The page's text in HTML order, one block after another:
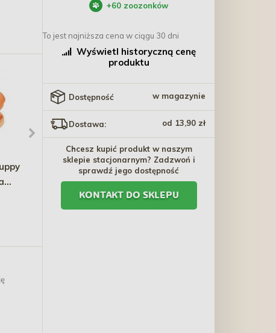
TRIXIE Siatka
transparentna 3x2m TX-
44313
42,20 zł
INABA Cat Churu
przysmak z tuńczyka 4x
+60 zoozonków
To jest najniższa cena w ciągu 30 dni
Wyświetl historyczną cenę
produktu
Dostępność w magazynie
Dostawa: od 13,90 zł
Chcesz kupić produkt w naszym
sklepie stacjonarnym? Zadzwoń i
sprawdź jego dostępność
KONTAKT DO SKLEPU